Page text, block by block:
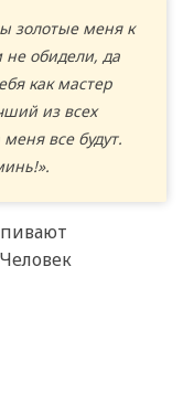
золотые меня к
не обидели, да
как мастер
из всех
все будут.